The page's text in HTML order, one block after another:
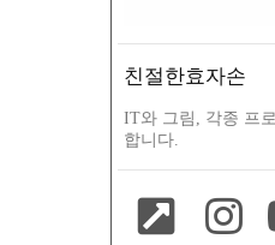
친절한효자손
IT와 그림, 각종 프
합니다.